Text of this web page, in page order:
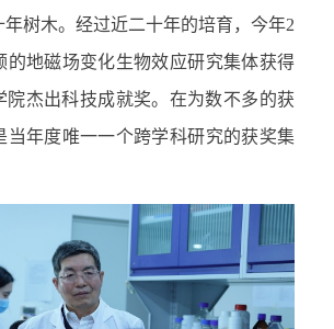
年树木。经过近二十年的培育，今年2
的地磁场变化生物效应研究集体获得
院杰出科技成就奖。在为数不多的获
当年度唯一一个跨学科研究的获奖集